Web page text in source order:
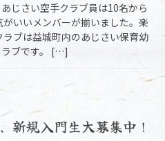
じさい空手クラブ員は10名から
いいメンバーが揃いました。楽
ブは益城町内のあじさい保育幼
ラブです。 […]
新規入門生大募集中！